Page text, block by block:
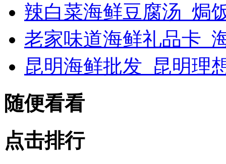
辣白菜海鲜豆腐汤_焗
老家味道海鲜礼品卡_
昆明海鲜批发_昆明理
随便看看
点击排行